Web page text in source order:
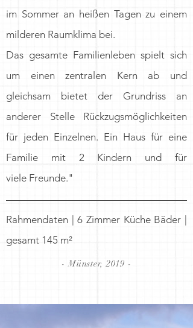
im Sommer an heißen Tagen zu einem
milderen Raumklima bei.
Das gesamte Familienleben spielt sich
um einen zentralen Kern ab und
gleichsam bietet der Grundriss an
anderer Stelle Rückzugsmöglichkeiten
für jeden Einzelnen. Ein Haus für eine
Familie mit 2 Kindern und für
viele Freunde."
- Münster, 2019 -
Rahmendaten | 6 Zimmer Küche Bäder |
gesamt 145 m²